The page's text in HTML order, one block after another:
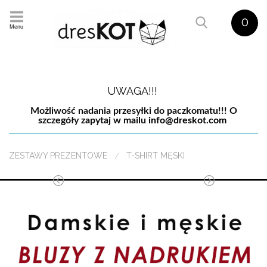
Menu 0
UWAGA!!!
Możliwość nadania przesyłki do paczkomatu!!! O
szczegóły zapytaj w mailu info@dreskot.com
ZESTAWY PREZENTOWE T-SHIRT MĘSKI